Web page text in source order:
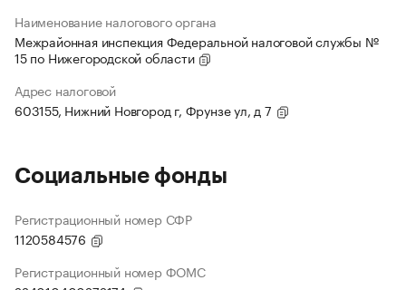
Наименование налогового органа
Межрайонная инспекция Федеральной налоговой службы №
15 по Нижегородской области
Адрес налоговой
603155, Нижний Новгород г, Фрунзе ул, д 7
Социальные фонды
Регистрационный номер СФР
1120584576
Регистрационный номер ФОМС